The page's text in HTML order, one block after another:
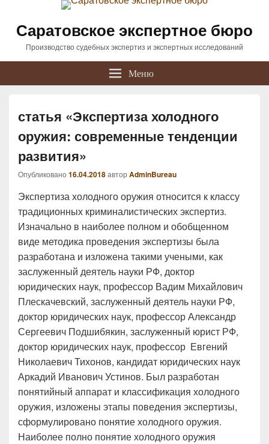
Саратовское экспертное бюро
Производство судебных экспертиз и экспертных исследований
Меню
статья «Экспертиза холодного
оружия: современные тенденции
развития»
Опубликовано 16.04.2018автор AdminBureau
Экспертиза холодного оружия относится к классу
традиционных криминалистических экспертиз.
Изначально в наиболее полном и обобщенном
виде методика проведения экспертизы была
разработана и изложена такими учеными, как
заслуженный деятель науки РФ, доктор
юридических наук, профессор Вадим Михайлович
Плескачевский, заслуженный деятель науки РФ,
доктор юридических наук, профессор Александр
Сергеевич Подшибякин, заслуженный юрист РФ,
доктор юридических наук, профессор Евгений
Николаевич Тихонов, кандидат юридических наук
Аркадий Иванович Устинов. Был разработан
понятийный аппарат и классификация холодного
оружия, изложены этапы поведения экспертизы,
сформулировано понятие холодного оружия.
Наиболее полно понятие холодного оружия